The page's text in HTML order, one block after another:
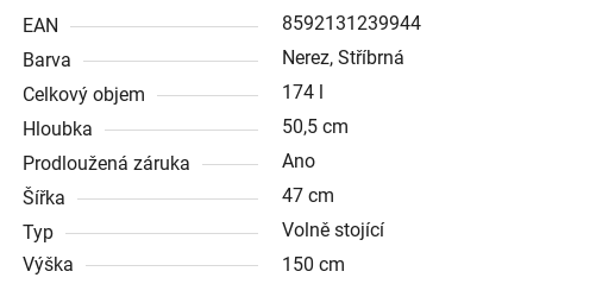
EAN
8592131239944
Barva
Nerez, Stříbrná
Celkový objem
174 l
Hloubka
50,5 cm
Prodloužená záruka
Ano
Šířka
47 cm
Typ
Volně stojící
Výška
150 cm